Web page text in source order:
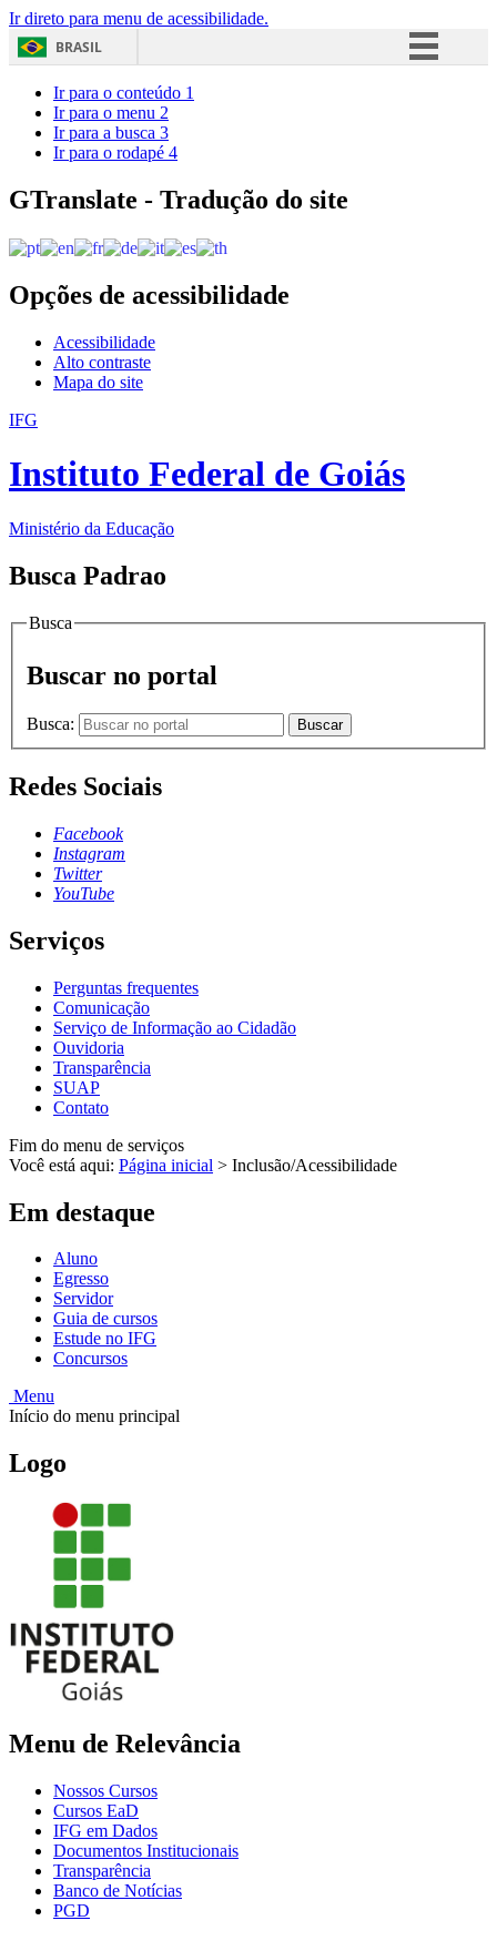
Ir direto para menu de acessibilidade.
BRASIL
Acesso à informação
Ir para o conteúdo 1
Ir para o menu 2
Ir para a busca 3
Ir para o rodapé 4
GTranslate - Tradução do site
Opções de acessibilidade
Acessibilidade
Alto contraste
Mapa do site
IFG
Instituto Federal de Goiás
Ministério da Educação
Busca Padrao
Busca
Buscar no portal
Busca: Buscar
Redes Sociais
Facebook
Instagram
Twitter
YouTube
Serviços
Perguntas frequentes
Comunicação
Serviço de Informação ao Cidadão
Ouvidoria
Transparência
SUAP
Contato
Fim do menu de serviços
Você está aqui: Página inicial > Inclusão/Acessibilidade
Em destaque
Aluno
Egresso
Servidor
Guia de cursos
Estude no IFG
Concursos
Menu
Início do menu principal
Logo
Menu de Relevância
Nossos Cursos
Cursos EaD
IFG em Dados
Documentos Institucionais
Transparência
Banco de Notícias
PGD